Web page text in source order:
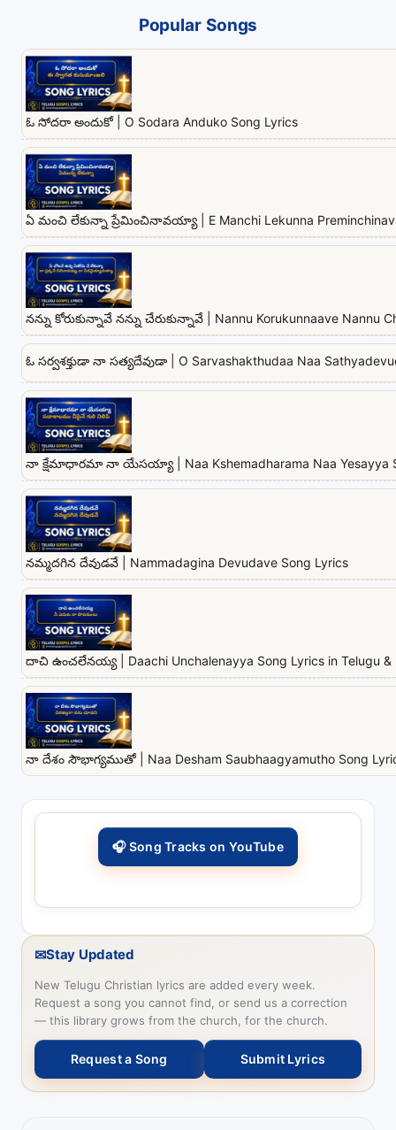
Popular Songs
ఓ సోదరా అందుకో | O Sodara Anduko Song Lyrics
ఏ మంచి లేకున్నా ప్రేమించినావయ్యా | E Manchi Lekunna
నన్ను కోరుకున్నావే నన్ను చేరుకున్నావే | Nannu Korukunnaave Nannu
ఓ సర్వశక్తుడా నా సత్యదేవుడా | O Sarvashakthudaa Naa
నా క్షేమాధారమా నా యేసయ్యా | Naa Kshemadharama Naa Yesayya
నమ్మదగిన దేవుడవే | Nammadagina Devudave Song Lyrics
దాచి ఉంచలేనయ్య | Daachi Unchalenayya Song Lyrics in Telugu &
నా దేశం సౌభాగ్యముతో | Naa Desham Saubhaagyamutho Song
🎧 Song Tracks on YouTube
✉Stay Updated
New Telugu Christian lyrics are added every week.
Request a song you cannot find, or send us a correction
— this library grows from the church, for the church.
Request a Song Submit Lyrics